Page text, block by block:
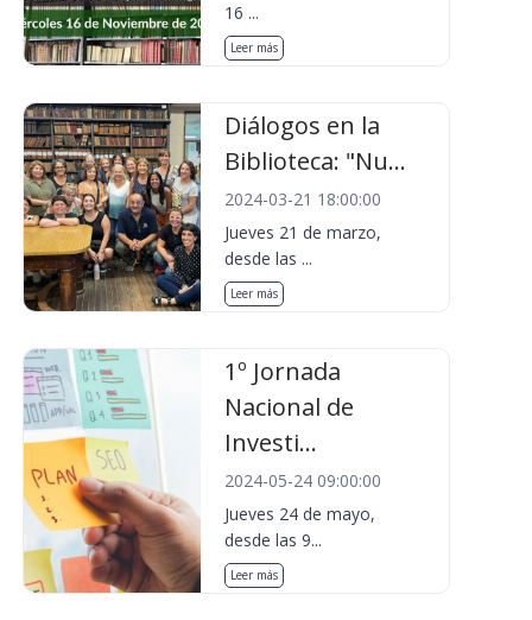
16 ...
Leer más
Diálogos en la
Biblioteca: "Nu...
2024-03-21 18:00:00
Jueves 21 de marzo,
desde las ...
Leer más
1º Jornada
Nacional de
Investi...
2024-05-24 09:00:00
Jueves 24 de mayo,
desde las 9...
Leer más